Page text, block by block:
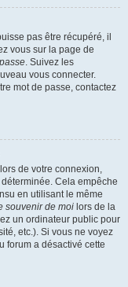
pas être récupéré, il
vous sur la page de
. Suivez les
vous connecter.
mot de passe, contactez
lors de votre connexion,
Cela empêche
en utilisant le même
souvenir de moi lors de la
un ordinateur public pour
etc.). Si vous ne voyez
forum a désactivé cette